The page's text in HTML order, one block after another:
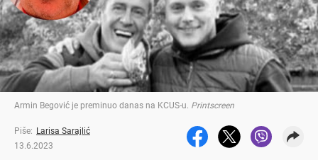
Armin Begović je preminuo danas na KCUS-u Printscreen
Piše: Larisa Sarajlić
13.6.2023